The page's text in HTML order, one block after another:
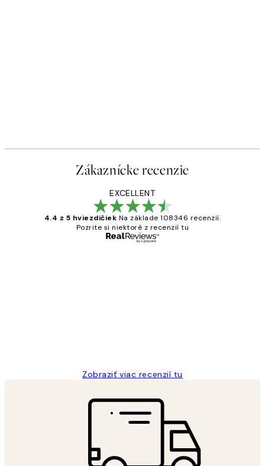
Zákaznícke recenzie
EXCELLENT
4.4 z 5 hviezdičiek Na základe 108346 recenzií.
Pozrite si niektoré z recenzií tu
Zobraziť viac recenzií tu